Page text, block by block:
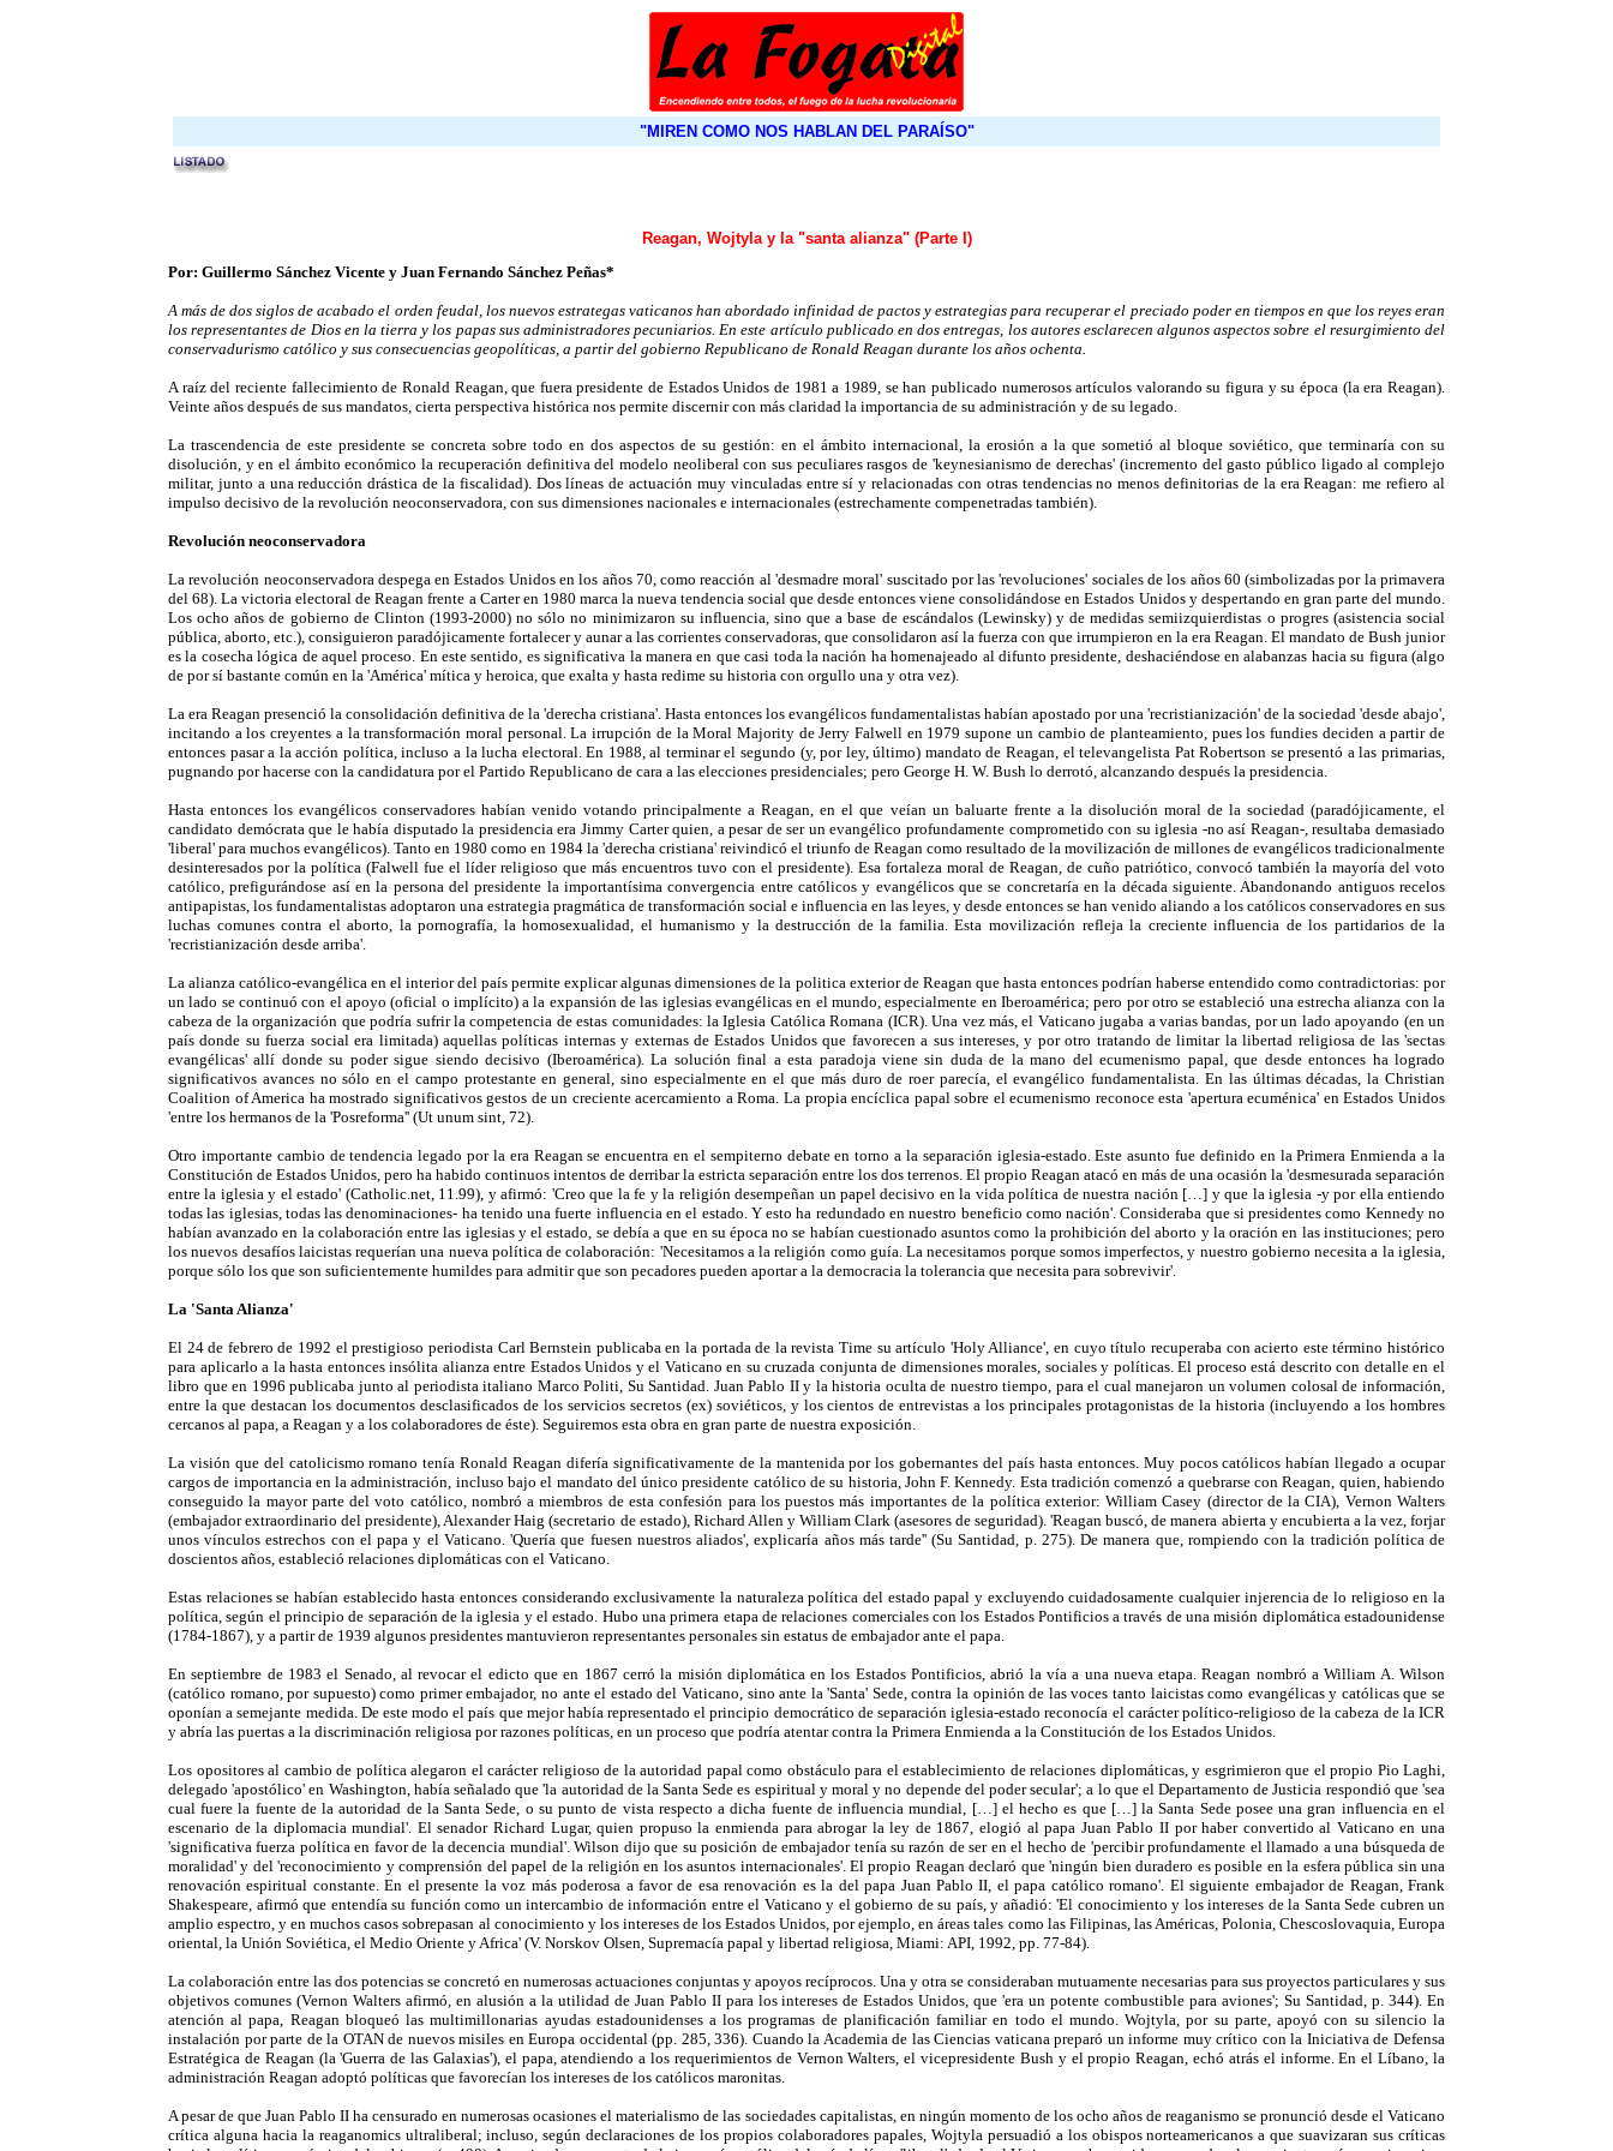
"MIREN COMO NOS HABLAN DEL PARAÍSO"
Reagan, Wojtyla y la "santa alianza" (Parte I)
Por: Guillermo Sánchez Vicente y Juan Fernando Sánchez Peñas*
A más de dos siglos de acabado el orden feudal, los nuevos estrategas vaticanos han abordado infinidad de pactos y estrategias para recuperar el preciado poder en tiempos en que los reyes eran
los representantes de Dios en la tierra y los papas sus administradores pecuniarios. En este artículo publicado en dos entregas, los autores esclarecen algunos aspectos sobre el resurgimiento del
conservadurismo católico y sus consecuencias geopolíticas, a partir del gobierno Republicano de Ronald Reagan durante los años ochenta.
A raíz del reciente fallecimiento de Ronald Reagan, que fuera presidente de Estados Unidos de 1981 a 1989, se han publicado numerosos artículos valorando su figura y su época (la era Reagan).
Veinte años después de sus mandatos, cierta perspectiva histórica nos permite discernir con más claridad la importancia de su administración y de su legado.
La trascendencia de este presidente se concreta sobre todo en dos aspectos de su gestión: en el ámbito internacional, la erosión a la que sometió al bloque soviético, que terminaría con su
disolución, y en el ámbito económico la recuperación definitiva del modelo neoliberal con sus peculiares rasgos de 'keynesianismo de derechas' (incremento del gasto público ligado al complejo
militar, junto a una reducción drástica de la fiscalidad). Dos líneas de actuación muy vinculadas entre sí y relacionadas con otras tendencias no menos definitorias de la era Reagan: me refiero al
impulso decisivo de la revolución neoconservadora, con sus dimensiones nacionales e internacionales (estrechamente compenetradas también).
Revolución neoconservadora
La revolución neoconservadora despega en Estados Unidos en los años 70, como reacción al 'desmadre moral' suscitado por las 'revoluciones' sociales de los años 60 (simbolizadas por la primavera
del 68). La victoria electoral de Reagan frente a Carter en 1980 marca la nueva tendencia social que desde entonces viene consolidándose en Estados Unidos y despertando en gran parte del mundo.
Los ocho años de gobierno de Clinton (1993-2000) no sólo no minimizaron su influencia, sino que a base de escándalos (Lewinsky) y de medidas semiizquierdistas o progres (asistencia social
pública, aborto, etc.), consiguieron paradójicamente fortalecer y aunar a las corrientes conservadoras, que consolidaron así la fuerza con que irrumpieron en la era Reagan. El mandato de Bush junior
es la cosecha lógica de aquel proceso. En este sentido, es significativa la manera en que casi toda la nación ha homenajeado al difunto presidente, deshaciéndose en alabanzas hacia su figura (algo
de por sí bastante común en la 'América' mítica y heroica, que exalta y hasta redime su historia con orgullo una y otra vez).
La era Reagan presenció la consolidación definitiva de la 'derecha cristiana'. Hasta entonces los evangélicos fundamentalistas habían apostado por una 'recristianización' de la sociedad 'desde abajo',
incitando a los creyentes a la transformación moral personal. La irrupción de la Moral Majority de Jerry Falwell en 1979 supone un cambio de planteamiento, pues los fundies deciden a partir de
entonces pasar a la acción política, incluso a la lucha electoral. En 1988, al terminar el segundo (y, por ley, último) mandato de Reagan, el televangelista Pat Robertson se presentó a las primarias,
pugnando por hacerse con la candidatura por el Partido Republicano de cara a las elecciones presidenciales; pero George H. W. Bush lo derrotó, alcanzando después la presidencia.
Hasta entonces los evangélicos conservadores habían venido votando principalmente a Reagan, en el que veían un baluarte frente a la disolución moral de la sociedad (paradójicamente, el
candidato demócrata que le había disputado la presidencia era Jimmy Carter quien, a pesar de ser un evangélico profundamente comprometido con su iglesia -no así Reagan-, resultaba demasiado
'liberal' para muchos evangélicos). Tanto en 1980 como en 1984 la 'derecha cristiana' reivindicó el triunfo de Reagan como resultado de la movilización de millones de evangélicos tradicionalmente
desinteresados por la política (Falwell fue el líder religioso que más encuentros tuvo con el presidente). Esa fortaleza moral de Reagan, de cuño patriótico, convocó también la mayoría del voto
católico, prefigurándose así en la persona del presidente la importantísima convergencia entre católicos y evangélicos que se concretaría en la década siguiente. Abandonando antiguos recelos
antipapistas, los fundamentalistas adoptaron una estrategia pragmática de transformación social e influencia en las leyes, y desde entonces se han venido aliando a los católicos conservadores en sus
luchas comunes contra el aborto, la pornografía, la homosexualidad, el humanismo y la destrucción de la familia. Esta movilización refleja la creciente influencia de los partidarios de la
'recristianización desde arriba'.
La alianza católico-evangélica en el interior del país permite explicar algunas dimensiones de la politica exterior de Reagan que hasta entonces podrían haberse entendido como contradictorias: por
un lado se continuó con el apoyo (oficial o implícito) a la expansión de las iglesias evangélicas en el mundo, especialmente en Iberoamérica; pero por otro se estableció una estrecha alianza con la
cabeza de la organización que podría sufrir la competencia de estas comunidades: la Iglesia Católica Romana (ICR). Una vez más, el Vaticano jugaba a varias bandas, por un lado apoyando (en un
país donde su fuerza social era limitada) aquellas políticas internas y externas de Estados Unidos que favorecen a sus intereses, y por otro tratando de limitar la libertad religiosa de las 'sectas
evangélicas' allí donde su poder sigue siendo decisivo (Iberoamérica). La solución final a esta paradoja viene sin duda de la mano del ecumenismo papal, que desde entonces ha logrado
significativos avances no sólo en el campo protestante en general, sino especialmente en el que más duro de roer parecía, el evangélico fundamentalista. En las últimas décadas, la Christian
Coalition of America ha mostrado significativos gestos de un creciente acercamiento a Roma. La propia encíclica papal sobre el ecumenismo reconoce esta 'apertura ecuménica' en Estados Unidos
'entre los hermanos de la 'Posreforma'' (Ut unum sint, 72).
Otro importante cambio de tendencia legado por la era Reagan se encuentra en el sempiterno debate en torno a la separación iglesia-estado. Este asunto fue definido en la Primera Enmienda a la
Constitución de Estados Unidos, pero ha habido continuos intentos de derribar la estricta separación entre los dos terrenos. El propio Reagan atacó en más de una ocasión la 'desmesurada separación
entre la iglesia y el estado' (Catholic.net, 11.99), y afirmó: 'Creo que la fe y la religión desempeñan un papel decisivo en la vida política de nuestra nación […] y que la iglesia -y por ella entiendo
todas las iglesias, todas las denominaciones- ha tenido una fuerte influencia en el estado. Y esto ha redundado en nuestro beneficio como nación'. Consideraba que si presidentes como Kennedy no
habían avanzado en la colaboración entre las iglesias y el estado, se debía a que en su época no se habían cuestionado asuntos como la prohibición del aborto y la oración en las instituciones; pero
los nuevos desafíos laicistas requerían una nueva política de colaboración: 'Necesitamos a la religión como guía. La necesitamos porque somos imperfectos, y nuestro gobierno necesita a la iglesia,
porque sólo los que son suficientemente humildes para admitir que son pecadores pueden aportar a la democracia la tolerancia que necesita para sobrevivir'.
La 'Santa Alianza'
El 24 de febrero de 1992 el prestigioso periodista Carl Bernstein publicaba en la portada de la revista Time su artículo 'Holy Alliance', en cuyo título recuperaba con acierto este término histórico
para aplicarlo a la hasta entonces insólita alianza entre Estados Unidos y el Vaticano en su cruzada conjunta de dimensiones morales, sociales y políticas. El proceso está descrito con detalle en el
libro que en 1996 publicaba junto al periodista italiano Marco Politi, Su Santidad. Juan Pablo II y la historia oculta de nuestro tiempo, para el cual manejaron un volumen colosal de información,
entre la que destacan los documentos desclasificados de los servicios secretos (ex) soviéticos, y los cientos de entrevistas a los principales protagonistas de la historia (incluyendo a los hombres
cercanos al papa, a Reagan y a los colaboradores de éste). Seguiremos esta obra en gran parte de nuestra exposición.
La visión que del catolicismo romano tenía Ronald Reagan difería significativamente de la mantenida por los gobernantes del país hasta entonces. Muy pocos católicos habían llegado a ocupar
cargos de importancia en la administración, incluso bajo el mandato del único presidente católico de su historia, John F. Kennedy. Esta tradición comenzó a quebrarse con Reagan, quien, habiendo
conseguido la mayor parte del voto católico, nombró a miembros de esta confesión para los puestos más importantes de la política exterior: William Casey (director de la CIA), Vernon Walters
(embajador extraordinario del presidente), Alexander Haig (secretario de estado), Richard Allen y William Clark (asesores de seguridad). 'Reagan buscó, de manera abierta y encubierta a la vez, forjar
unos vínculos estrechos con el papa y el Vaticano. 'Quería que fuesen nuestros aliados', explicaría años más tarde'' (Su Santidad, p. 275). De manera que, rompiendo con la tradición política de
doscientos años, estableció relaciones diplomáticas con el Vaticano.
Estas relaciones se habían establecido hasta entonces considerando exclusivamente la naturaleza política del estado papal y excluyendo cuidadosamente cualquier injerencia de lo religioso en la
política, según el principio de separación de la iglesia y el estado. Hubo una primera etapa de relaciones comerciales con los Estados Pontificios a través de una misión diplomática estadounidense
(1784-1867), y a partir de 1939 algunos presidentes mantuvieron representantes personales sin estatus de embajador ante el papa.
En septiembre de 1983 el Senado, al revocar el edicto que en 1867 cerró la misión diplomática en los Estados Pontificios, abrió la vía a una nueva etapa. Reagan nombró a William A. Wilson
(católico romano, por supuesto) como primer embajador, no ante el estado del Vaticano, sino ante la 'Santa' Sede, contra la opinión de las voces tanto laicistas como evangélicas y católicas que se
oponían a semejante medida. De este modo el país que mejor había representado el principio democrático de separación iglesia-estado reconocía el carácter político-religioso de la cabeza de la ICR
y abría las puertas a la discriminación religiosa por razones políticas, en un proceso que podría atentar contra la Primera Enmienda a la Constitución de los Estados Unidos.
Los opositores al cambio de política alegaron el carácter religioso de la autoridad papal como obstáculo para el establecimiento de relaciones diplomáticas, y esgrimieron que el propio Pio Laghi,
delegado 'apostólico' en Washington, había señalado que 'la autoridad de la Santa Sede es espiritual y moral y no depende del poder secular'; a lo que el Departamento de Justicia respondió que 'sea
cual fuere la fuente de la autoridad de la Santa Sede, o su punto de vista respecto a dicha fuente de influencia mundial, […] el hecho es que […] la Santa Sede posee una gran influencia en el
escenario de la diplomacia mundial'. El senador Richard Lugar, quien propuso la enmienda para abrogar la ley de 1867, elogió al papa Juan Pablo II por haber convertido al Vaticano en una
'significativa fuerza política en favor de la decencia mundial'. Wilson dijo que su posición de embajador tenía su razón de ser en el hecho de 'percibir profundamente el llamado a una búsqueda de
moralidad' y del 'reconocimiento y comprensión del papel de la religión en los asuntos internacionales'. El propio Reagan declaró que 'ningún bien duradero es posible en la esfera pública sin una
renovación espiritual constante. En el presente la voz más poderosa a favor de esa renovación es la del papa Juan Pablo II, el papa católico romano'. El siguiente embajador de Reagan, Frank
Shakespeare, afirmó que entendía su función como un intercambio de información entre el Vaticano y el gobierno de su país, y añadió: 'El conocimiento y los intereses de la Santa Sede cubren un
amplio espectro, y en muchos casos sobrepasan al conocimiento y los intereses de los Estados Unidos, por ejemplo, en áreas tales como las Filipinas, las Américas, Polonia, Chescoslovaquia, Europa
oriental, la Unión Soviética, el Medio Oriente y Africa' (V. Norskov Olsen, Supremacía papal y libertad religiosa, Miami: API, 1992, pp. 77-84).
La colaboración entre las dos potencias se concretó en numerosas actuaciones conjuntas y apoyos recíprocos. Una y otra se consideraban mutuamente necesarias para sus proyectos particulares y sus
objetivos comunes (Vernon Walters afirmó, en alusión a la utilidad de Juan Pablo II para los intereses de Estados Unidos, que 'era un potente combustible para aviones'; Su Santidad, p. 344). En
atención al papa, Reagan bloqueó las multimillonarias ayudas estadounidenses a los programas de planificación familiar en todo el mundo. Wojtyla, por su parte, apoyó con su silencio la
instalación por parte de la OTAN de nuevos misiles en Europa occidental (pp. 285, 336). Cuando la Academia de las Ciencias vaticana preparó un informe muy crítico con la Iniciativa de Defensa
Estratégica de Reagan (la 'Guerra de las Galaxias'), el papa, atendiendo a los requerimientos de Vernon Walters, el vicepresidente Bush y el propio Reagan, echó atrás el informe. En el Líbano, la
administración Reagan adoptó políticas que favorecían los intereses de los católicos maronitas.
A pesar de que Juan Pablo II ha censurado en numerosas ocasiones el materialismo de las sociedades capitalistas, en ningún momento de los ocho años de reaganismo se pronunció desde el Vaticano
crítica alguna hacia la reaganomics ultraliberal; incluso, según declaraciones de los propios colaboradores papales, Wojtyla persuadió a los obispos norteamericanos a que suavizaran sus críticas